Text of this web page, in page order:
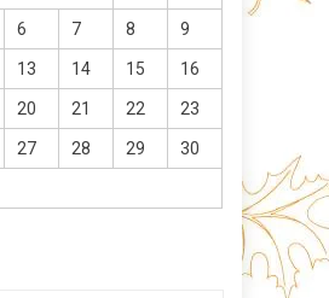
6 7 8 9
13 14 15 16
20 21 22 23
27 28 29 30